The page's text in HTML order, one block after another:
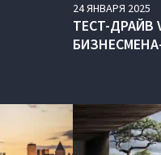
24ЯНВАРЯ 2025
ТЕСТ-ДРАЙВ